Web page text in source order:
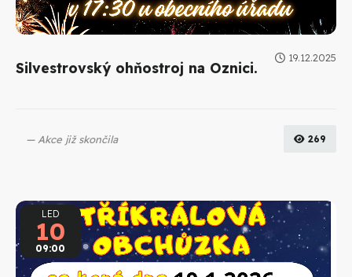
19.12.2025
Silvestrovský ohňostroj na Oznici.
Akce již skončila 269
LED
10
09:00